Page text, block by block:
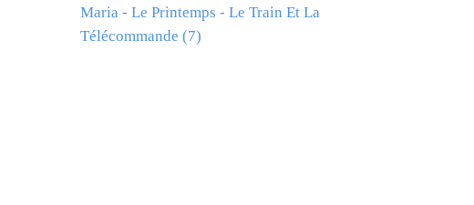
Maria - Le Printemps - Le Train Et La
Télécommande (7)